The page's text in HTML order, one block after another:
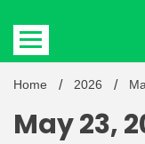
Home 2026
May 23,